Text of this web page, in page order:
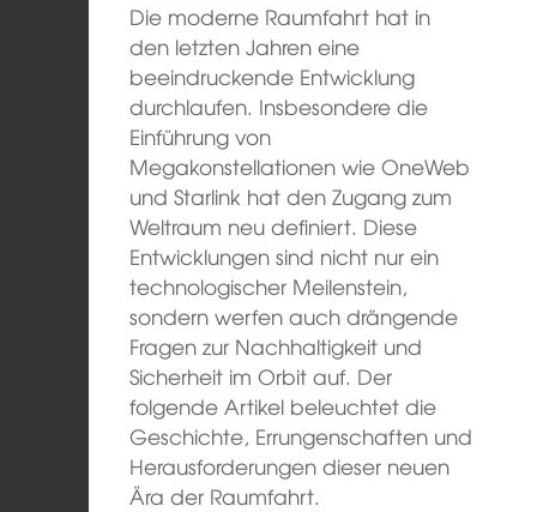
Die moderne Raumfahrt hat in
den letzten Jahren eine
beeindruckende Entwicklung
durchlaufen. Insbesondere die
Einführung von
Megakonstellationen wie OneWeb
und Starlink hat den Zugang zum
Weltraum neu definiert. Diese
Entwicklungen sind nicht nur ein
technologischer Meilenstein,
sondern werfen auch drängende
Fragen zur Nachhaltigkeit und
Sicherheit im Orbit auf. Der
folgende Artikel beleuchtet die
Geschichte, Errungenschaften und
Herausforderungen dieser neuen
Ära der Raumfahrt.